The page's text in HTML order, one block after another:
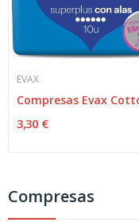
Compresas
EVAX
3,30 €